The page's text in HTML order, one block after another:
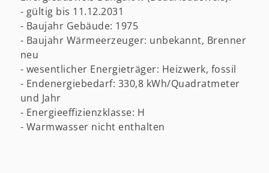
- gültig bis 11.12.2031
- Baujahr Gebäude: 1975
- Baujahr Wärmeerzeuger: unbekannt, Brenner
neu
- wesentlicher Energieträger: Heizwerk, fossil
- Endenergiebedarf: 330,8 kWh/Quadratmeter
und Jahr
- Energieeffizienzklasse: H
- Warmwasser nicht enthalten